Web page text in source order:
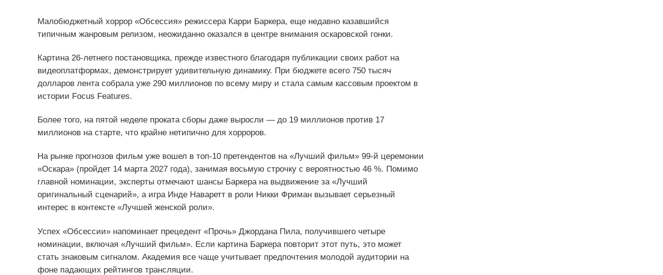
Малобюджетный хоррор «Обсессия» режиссера Карри Баркера, еще недавно казавшийся
типичным жанровым релизом, неожиданно оказался в центре внимания оскаровской гонки.
Картина 26‑летнего постановщика, прежде известного благодаря публикации своих работ на
видеоплатформах, демонстрирует удивительную динамику. При бюджете всего 750 тысяч
долларов лента собрала уже 290 миллионов по всему миру и стала самым кассовым проектом в
истории Focus Features.
Более того, на пятой неделе проката сборы даже выросли — до 19 миллионов против 17
миллионов на старте, что крайне нетипично для хорроров.
На рынке прогнозов фильм уже вошел в топ‑10 претендентов на «Лучший фильм» 99‑й церемонии
«Оскара» (пройдет 14 марта 2027 года), занимая восьмую строчку с вероятностью 46 %. Помимо
главной номинации, эксперты отмечают шансы Баркера на выдвижение за «Лучший
оригинальный сценарий», а игра Инде Наваретт в роли Никки Фриман вызывает серьезный
интерес в контексте «Лучшей женской роли».
Успех «Обсессии» напоминает прецедент «Прочь» Джордана Пила, получившего четыре
номинации, включая «Лучший фильм». Если картина Баркера повторит этот путь, это может
стать знаковым сигналом. Академия все чаще учитывает предпочтения молодой аудитории на
фоне падающих рейтингов трансляции.